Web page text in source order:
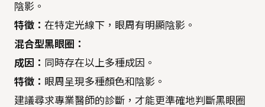
陰影。
特徵： 在特定光線下，眼周有明顯陰影。
混合型黑眼圈：
成因： 同時存在以上多種成因。
特徵： 眼周呈現多種顏色和陰影。
建議尋求專業醫師的診斷，才能更準確地判斷黑眼圈